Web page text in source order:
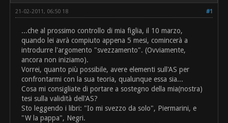
#1
21-02-2011, 06:50 18
...che al prossimo controllo di mia figlia, il 10 marzo,
quando lei avrà compiuto appena 5 mesi, comincerà a
introdurre l'argomento "svezzamento". (Ovviamente,
ancora non iniziamo).
Vorrei, quanto più possibile, avere elementi sull'AS per
confrontarmi con la sua teoria, qualunque essa sia...
Cosa mi consigliate di portare a sostegno della mia(nostra)
tesi sulla validità dell'AS?
Sto leggendo i libri: "Io mi svezzo da solo", Piermarini, e
"W la pappa", Negri.